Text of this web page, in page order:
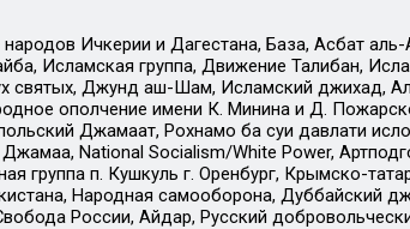
Ичкерии и Дагестана, База, Асбат аль-
Исламская группа, Движение Талибан,
святых, Джунд аш-Шам, Исламский джихад,
ополчение имени К. Минина и Д.
Джамаат, Рохнамо ба суи давлати
National Socialism/White Power,
группа п. Кушкуль г. Оренбург, Крымско-
Народная самооборона, Дуббайский
России, Айдар, Русский